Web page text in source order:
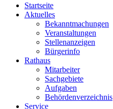
Startseite
Aktuelles
Bekanntmachungen
Veranstaltungen
Stellenanzeigen
Bürgerinfo
Rathaus
Mitarbeiter
Sachgebiete
Aufgaben
Behördenverzeichnis
Service